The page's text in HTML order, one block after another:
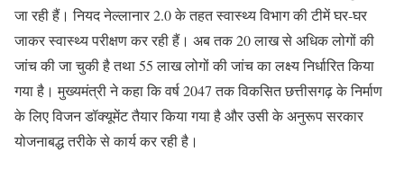
जा रही हैं। नियद नेल्लानार 2.0 के तहत स्वास्थ्य विभाग की टीमें घर-घर
जाकर स्वास्थ्य परीक्षण कर रही हैं। अब तक 20 लाख से अधिक लोगों की
जांच की जा चुकी है तथा 55 लाख लोगों की जांच का लक्ष्य निर्धारित किया
गया है। मुख्यमंत्री ने कहा कि वर्ष 2047 तक विकसित छत्तीसगढ़ के निर्माण
के लिए विजन डॉक्यूमेंट तैयार किया गया है और उसी के अनुरूप सरकार
योजनाबद्ध तरीके से कार्य कर रही है।